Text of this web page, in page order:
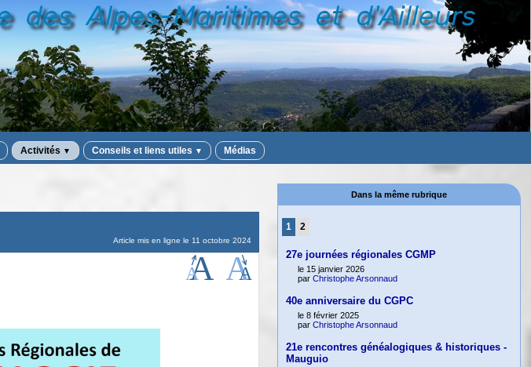
Activités ▼ Conseils et liens utiles ▼ Médias
Article mis en ligne le 11 octobre 2024
Dans la même rubrique
1 2
27e journées régionales CGMP
le 15 janvier 2026
parChristophe Arsonnaud
40e anniversaire du CGPC
le 8 février 2025
parChristophe Arsonnaud
21e rencontres généalogiques & historiques -
Mauguio